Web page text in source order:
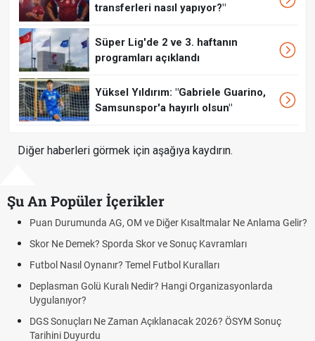
transferleri nasıl yapıyor?"
Süper Lig'de 2 ve 3. haftanın
programları açıklandı
Yüksel Yıldırım: "Gabriele Guarino,
Samsunspor'a hayırlı olsun"
Diğer haberleri görmek için aşağıya kaydırın.
Şu An Popüler İçerikler
Ne Anlama Gelir?
ÖSYM Sonuç
Mazota İndirim Var mı? Motorin Fiyatlarında
Hradec Kralove Beşiktaş maçı şifresiz canlı
Hradec Kralove Beşiktaş CANLI İZLE